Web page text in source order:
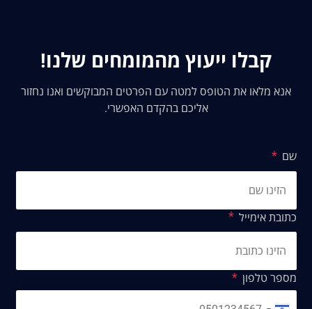
קבלו ייעוץ מהמומחים שלנו!
אנא מלאו את הטופס למטה עם הפרטים המבוקשים ואנו נחזור
אליכם בהקדם האפשרי.
שם
כתובת אימייל
מספר טלפון